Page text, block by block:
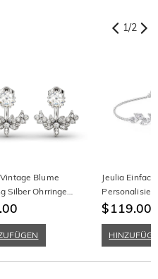
1/2
Blume
Silber Ohrringe
Jeulia
Armband
$119.00